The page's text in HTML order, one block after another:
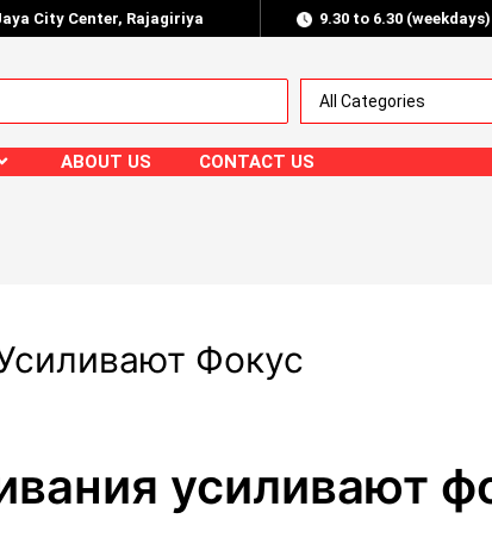
City Center, Rajagiriya 9.30 to 6.30
ABOUT US CONTACT US
Фокус
усиливают